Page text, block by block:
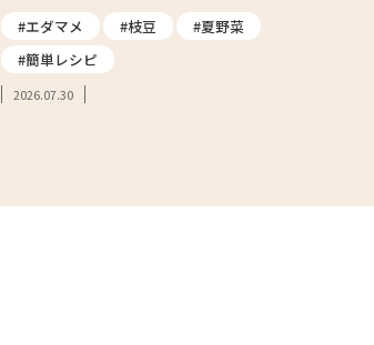
#エダマメ #枝豆
#夏野菜
#簡単レシピ
2026.07.30